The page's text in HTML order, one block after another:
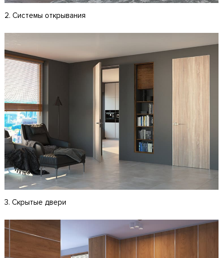
2. Системы открывания
3. Скрытые двери